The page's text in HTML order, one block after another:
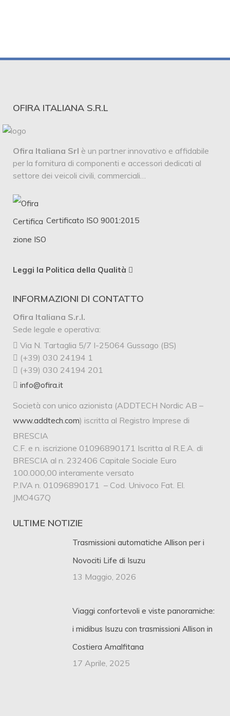
OFIRA ITALIANA S.R.L
Ofira Italiana Srl è un partner innovativo e affidabile
per la fornitura di componenti e accessori dedicati al
settore dei veicoli civili, commerciali…
Certificato ISO 9001:2015
Leggi la Politica della Qualità
INFORMAZIONI DI CONTATTO
Ofira Italiana S.r.l.
Sede legale e operativa:
Via N. Tartaglia 5/7 I-25064 Gussago (BS)
(+39) 030 24194 1
(+39) 030 24194 201
info@ofira.it
Società con unico azionista (ADDTECH Nordic AB –
www.addtech.com) iscritta al Registro Imprese di
BRESCIA
C.F. e n. iscrizione 01096890171 Iscritta al R.E.A. di
BRESCIA al n. 232406 Capitale Sociale Euro
100.000,00 interamente versato
P.IVA n. 01096890171 – Cod. Univoco Fat. El.
JMO4G7Q
ULTIME NOTIZIE
Trasmissioni automatiche Allison per i
Novociti Life di Isuzu
13 Maggio, 2026
Viaggi confortevoli e viste panoramiche:
i midibus Isuzu con trasmissioni Allison in
Costiera Amalfitana
17 Aprile, 2025